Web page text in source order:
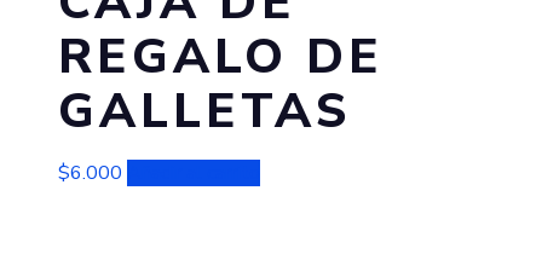
REGALO DE
GALLETAS
$6.000